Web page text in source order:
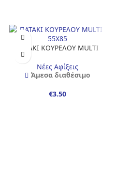
ΠΑΤΑΚΙ ΚΟΥΡΕΛΟΥ MULTI
Νέες Αφίξεις
Άμεσα διαθέσιμο
€